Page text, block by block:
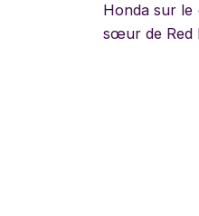
Honda sur le
sœur de Red